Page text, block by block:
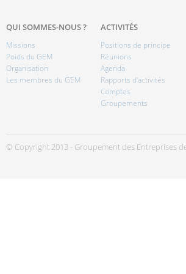
QUI SOMMES-NOUS ?
Missions
Poids du GEM
Organisation
Les membres du GEM
ACTIVITÉS
Positions de principe
Réunions
Agenda
Rapports d'activités
Comptes
Groupements
© Copyright 2013 - Groupement des Entreprises